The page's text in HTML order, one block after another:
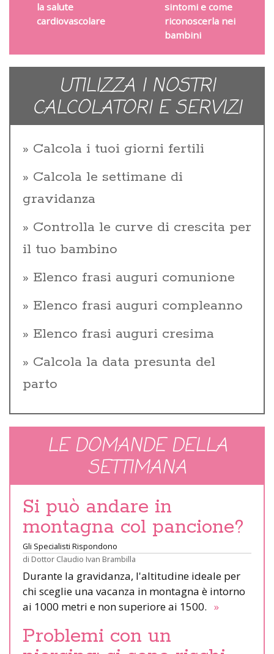
la salute
cardiovascolare
sintomi e come
riconoscerla nei
bambini
UTILIZZA I NOSTRI
CALCOLATORI E SERVIZI
Calcola i tuoi giorni fertili
Calcola le settimane di
gravidanza
Controlla le curve di crescita per
il tuo bambino
Elenco frasi auguri comunione
Elenco frasi auguri compleanno
Elenco frasi auguri cresima
Calcola la data presunta del
parto
LE DOMANDE DELLA
SETTIMANA
Si può andare in
montagna col pancione?
Gli Specialisti Rispondono
di Dottor Claudio Ivan Brambilla
Durante la gravidanza, l'altitudine ideale per
chi sceglie una vacanza in montagna è intorno
ai 1000 metri e non superiore ai 1500. »
Problemi con un